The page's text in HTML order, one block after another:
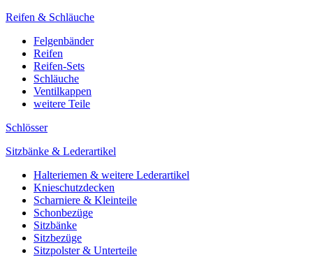
Reifen & Schläuche
Felgenbänder
Reifen
Reifen-Sets
Schläuche
Ventilkappen
weitere Teile
Schlösser
Sitzbänke & Lederartikel
Halteriemen & weitere Lederartikel
Knieschutzdecken
Scharniere & Kleinteile
Schonbezüge
Sitzbänke
Sitzbezüge
Sitzpolster & Unterteile